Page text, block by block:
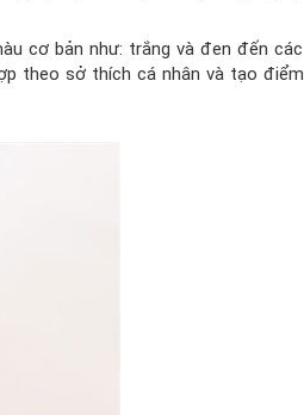
cơ bản như: trắng và đen đến các
theo sở thích cá nhân và tạo điểm